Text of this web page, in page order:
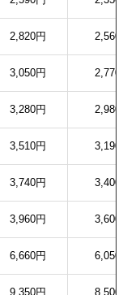
2,820円 2,560
3,050円 2,770
3,280円 2,980
3,510円 3,190
3,740円 3,400
3,960円 3,600
6,660円 6,050
9,350円 8,500